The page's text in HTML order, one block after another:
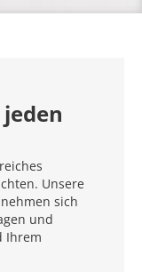
Unsere
sich
und
Ihrem